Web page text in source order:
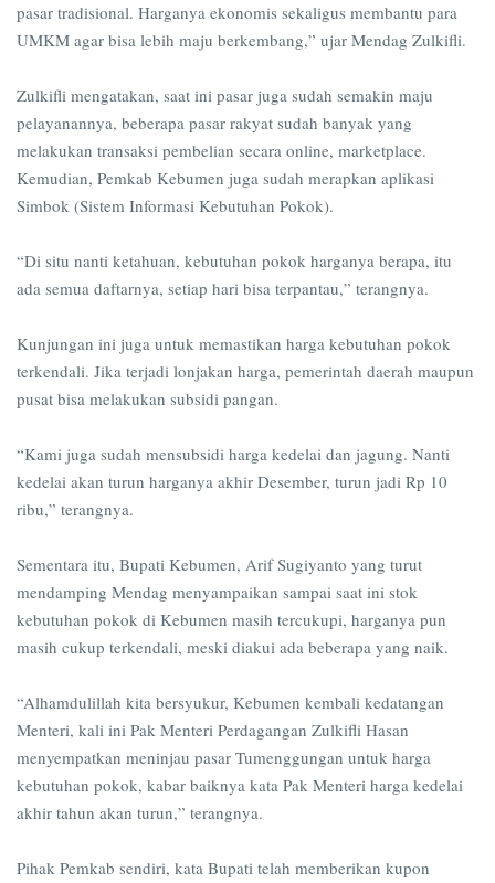
pasar tradisional. Harganya ekonomis sekaligus membantu para
UMKM agar bisa lebih maju berkembang,” ujar Mendag Zulkifli.
Zulkifli mengatakan, saat ini pasar juga sudah semakin maju
pelayanannya, beberapa pasar rakyat sudah banyak yang
melakukan transaksi pembelian secara online, marketplace.
Kemudian, Pemkab Kebumen juga sudah merapkan aplikasi
Simbok (Sistem Informasi Kebutuhan Pokok).
“Di situ nanti ketahuan, kebutuhan pokok harganya berapa, itu
ada semua daftarnya, setiap hari bisa terpantau,” terangnya.
Kunjungan ini juga untuk memastikan harga kebutuhan pokok
terkendali. Jika terjadi lonjakan harga, pemerintah daerah maupun
pusat bisa melakukan subsidi pangan.
“Kami juga sudah mensubsidi harga kedelai dan jagung. Nanti
kedelai akan turun harganya akhir Desember, turun jadi Rp 10
ribu,” terangnya.
Sementara itu, Bupati Kebumen, Arif Sugiyanto yang turut
mendamping Mendag menyampaikan sampai saat ini stok
kebutuhan pokok di Kebumen masih tercukupi, harganya pun
masih cukup terkendali, meski diakui ada beberapa yang naik.
“Alhamdulillah kita bersyukur, Kebumen kembali kedatangan
Menteri, kali ini Pak Menteri Perdagangan Zulkifli Hasan
menyempatkan meninjau pasar Tumenggungan untuk harga
kebutuhan pokok, kabar baiknya kata Pak Menteri harga kedelai
akhir tahun akan turun,” terangnya.
Pihak Pemkab sendiri, kata Bupati telah memberikan kupon